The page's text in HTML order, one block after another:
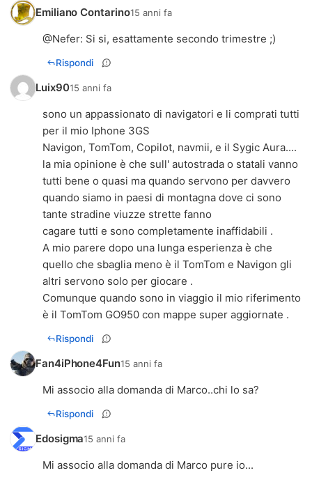
Emiliano Contarino15 anni fa
@Nefer: Si si, esattamente secondo trimestre ;)
Rispondi
Luix9015 anni fa
sono un appassionato di navigatori e li comprati tutti
per il mio Iphone 3GS
Navigon, TomTom, Copilot, navmii, e il Sygic Aura....
la mia opinione è che sull' autostrada o statali vanno
tutti bene o quasi ma quando servono per davvero
quando siamo in paesi di montagna dove ci sono
tante stradine viuzze strette fanno
cagare tutti e sono completamente inaffidabili .
A mio parere dopo una lunga esperienza è che
quello che sbaglia meno è il TomTom e Navigon gli
altri servono solo per giocare .
Comunque quando sono in viaggio il mio riferimento
è il TomTom GO950 con mappe super aggiornate .
Rispondi
Fan4iPhone4Fun15 anni fa
Mi associo alla domanda di Marco..chi lo sa?
Rispondi
Edosigma15 anni fa
Mi associo alla domanda di Marco pure io...